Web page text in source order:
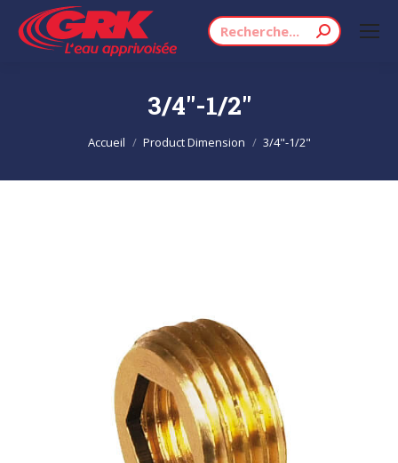
Recherche
3/4"-1/2"
Vous êtes ici :
Accueil Product Dimension 3/4"-1/2"